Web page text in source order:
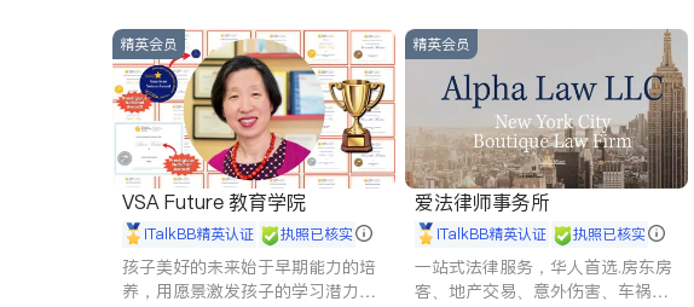
精英会员
VSA Future 教育学院
iTalkBB精英认证 执照已核实
孩子美好的未来始于早期能力的培
养，用愿景激发孩子的学习潜力和
精英会员
爱法律师事务所
iTalkBB精英认证 执照已核实
一站式法律服务，华人首选.房东房
客、地产交易、意外伤害、车祸重